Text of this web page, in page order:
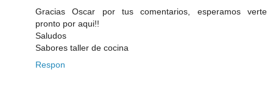
Gracias Oscar por tus comentarios, esperamos verte
pronto por aqui!!
Saludos
Sabores taller de cocina
Respon